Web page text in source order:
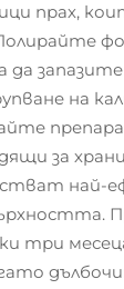
прах,
да
на
за
най-
три